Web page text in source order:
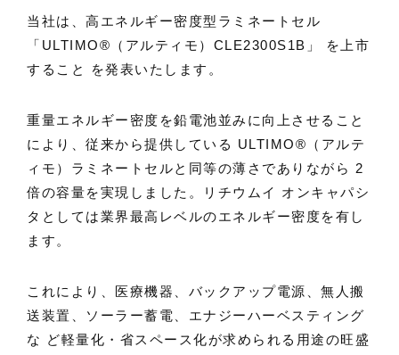
当社は、高エネルギー密度型ラミネートセル
「ULTIMO®（アルティモ）CLE2300S1B」 を上市
すること を発表いたします。
重量エネルギー密度を鉛電池並みに向上させること
により、従来から提供している ULTIMO®（アルテ
ィモ）ラミネートセルと同等の薄さでありながら 2
倍の容量を実現しました。リチウムイ オンキャパシ
タとしては業界最高レベルのエネルギー密度を有し
ます。
これにより、医療機器、バックアップ電源、無人搬
送装置、ソーラー蓄電、エナジーハーベスティング
な ど軽量化・省スペース化が求められる用途の旺盛